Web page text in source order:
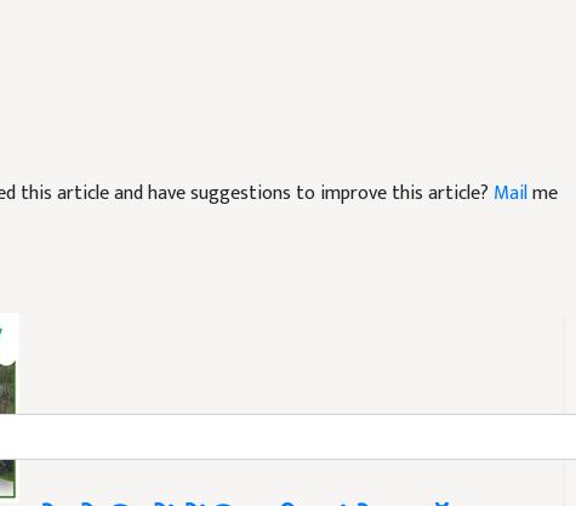
this article and have suggestions to improve this article? Mailme